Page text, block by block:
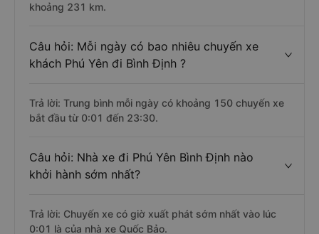
khoảng 231 km.
Câu hỏi: Mỗi ngày có bao nhiêu chuyến xe
khách Phú Yên đi Bình Định ?
Trả lời: Trung bình mỗi ngày có khoảng 150 chuyến xe
bắt đầu từ 0:01 đến 23:30.
Câu hỏi: Nhà xe đi Phú Yên Bình Định nào
khởi hành sớm nhất?
Trả lời: Chuyến xe có giờ xuất phát sớm nhất vào lúc
0:01 là của nhà xe Quốc Bảo.